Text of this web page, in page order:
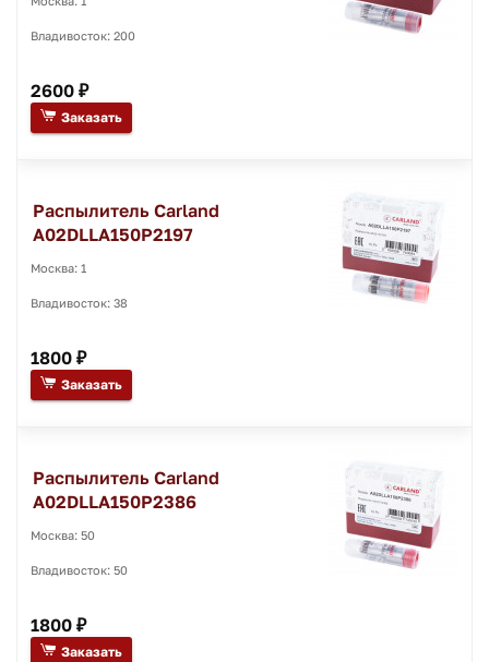
Владивосток: 200
2600 ₽
Заказать
Распылитель Carland
A02DLLA150P2197
Москва: 1
Владивосток: 38
1800 ₽
Заказать
Распылитель Carland
A02DLLA150P2386
Москва: 50
Владивосток: 50
1800 ₽
Заказать